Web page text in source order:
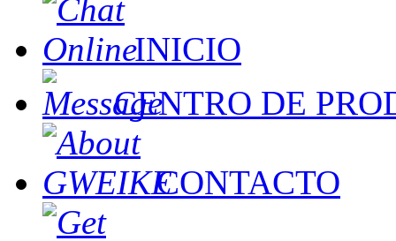
INICIO
CENTRO DE
CONTACTO